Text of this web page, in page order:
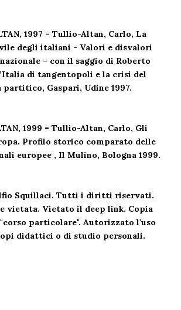
1997 = Tullio-Altan, Carlo, La
degli italiani - Valori e disvalori
– con il saggio di Roberto
di tangentopoli e la crisi del
partitico, Gaspari, Udine 1997.
1999 = Tullio-Altan, Carlo, Gli
Profilo storico comparato delle
europee , Il Mulino, Bologna 1999.
Squillaci. Tutti i diritti riservati.
vietata. Vietato il deep link. Copia
particolare". Autorizzato l'uso
didattici o di studio personali.